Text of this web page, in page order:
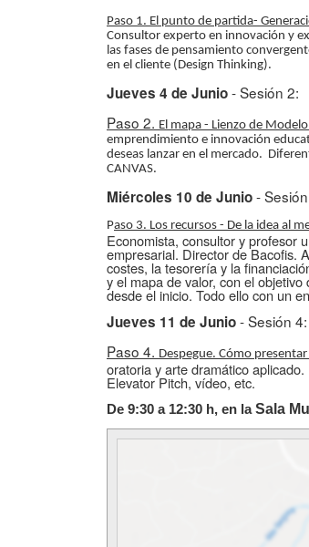
Paso 1. El punto de partida-
Consultor experto en innovación y
las fases de pensamiento
en el cliente (Design Thinking).
Jueves 4 de Junio- Sesión 2:
Paso 2. El mapa - Lienzo de
emprendimiento e innovación
deseas lanzar en el mercado.
CANVAS.
Miércoles 10 de Junio-
Paso 3. Los recursos - De la idea al
Economista, consultor y profesor
empresarial. Director de Bacofis.
costes, la tesorería y la
y el mapa de valor, con el
desde el inicio. Todo ello con un
Jueves 11 de Junio- Sesión 4:
Paso 4. Despegue. Cómo
oratoria y arte dramático
Elevator Pitch, vídeo, etc.
De 9:30 a 12:30 h, en laSala